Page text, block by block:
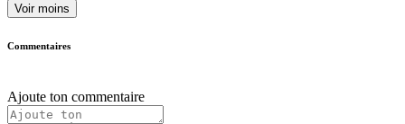
Voir moins
Commentaires
Ajoute ton commentaire